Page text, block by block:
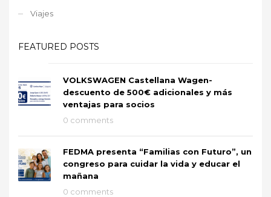
Viajes
FEATURED POSTS
VOLKSWAGEN Castellana Wagen-
descuento de 500€ adicionales y más
ventajas para socios
0 comments
FEDMA presenta “Familias con Futuro”, un
congreso para cuidar la vida y educar el
mañana
0 comments